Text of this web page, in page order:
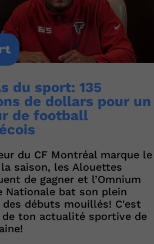
du sport: 135
de dollars pour un
de football
du CF Montréal marque le
saison, les Alouettes
de gagner et l’Omnium
Nationale bat son plein
des débuts mouillés! C'est
de ton actualité sportive de